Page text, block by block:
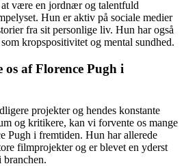
være en jordnær og talentfuld
Hun er aktiv på sociale medier
fra sit personlige liv. Hun har også
kropspositivitet og mental sundhed.
af Florence Pugh i
projekter og hendes konstante
og kritikere, kan vi forvente os mange
Pugh i fremtiden. Hun har allerede
filmprojekter og er blevet en yderst
branchen.